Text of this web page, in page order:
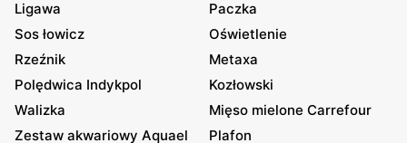
Ligawa
Paczka
Sos łowicz
Oświetlenie
Rzeźnik
Metaxa
Polędwica Indykpol
Kozłowski
Walizka
Mięso mielone Carrefour
Zestaw akwariowy Aquael
Plafon